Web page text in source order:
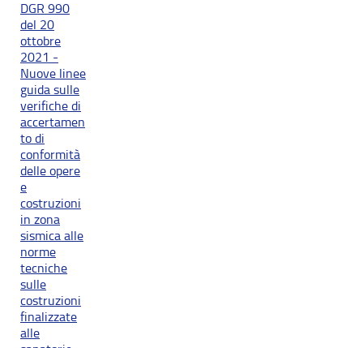
DGR 990
del 20
ottobre
2021 -
Nuove linee
guida sulle
verifiche di
accertamen
to di
conformità
delle opere
e
costruzioni
in zona
sismica alle
norme
tecniche
sulle
costruzioni
finalizzate
alle